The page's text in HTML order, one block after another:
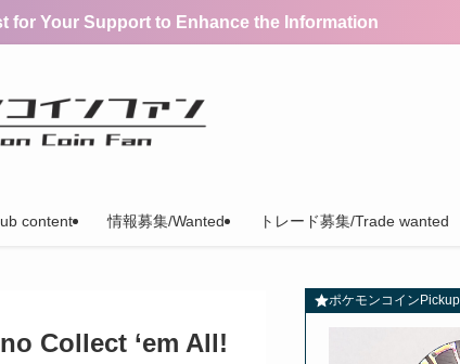
for Your Support to Enhance the Information
content 情報募集/Wanted トレード募集/Trade wanted
Collect ‘em All!
ポケモンコインPickup